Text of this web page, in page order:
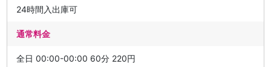
24時間入出庫可
通常料金
全日 00:00-00:00 60分 220円